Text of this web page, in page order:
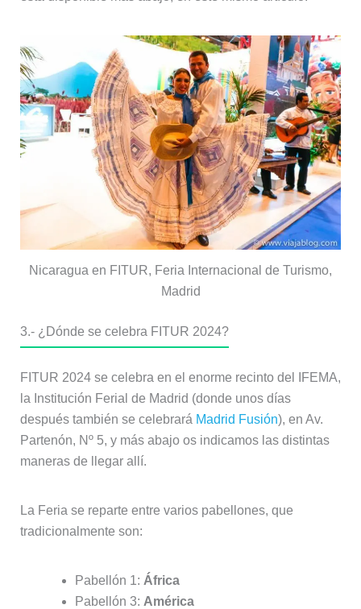
Nicaragua en FITUR, Feria Internacional de Turismo,
Madrid
3.- ¿Dónde se celebra FITUR 2024?
FITUR 2024 se celebra en el enorme recinto del IFEMA,
la Institución Ferial de Madrid (donde unos días
después también se celebrará Madrid Fusión), en Av.
Partenón, Nº 5, y más abajo os indicamos las distintas
maneras de llegar allí.
La Feria se reparte entre varios pabellones, que
tradicionalmente son:
Pabellón 1: África
Pabellón 3: América